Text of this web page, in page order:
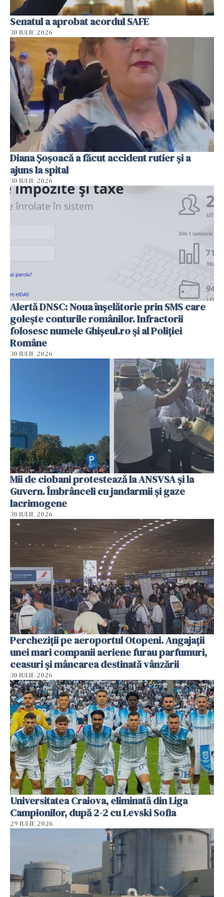
Senatul a aprobat acordul SAFE
30 IULIE 2026
Diana Șoșoacă a făcut accident rutier și a
ajuns la spital
30 IULIE 2026
Alertă DNSC: Noua înșelătorie prin SMS care
golește conturile românilor. Infractorii
folosesc numele Ghișeul.ro și al Poliției
Române
30 IULIE 2026
Mii de ciobani protestează la ANSVSA și la
Guvern. Îmbrânceli cu jandarmii și gaze
lacrimogene
30 IULIE 2026
Percheziții pe aeroportul Otopeni. Angajații
unei mari companii aeriene furau parfumuri,
ceasuri și mâncarea destinată vânzării
30 IULIE 2026
Universitatea Craiova, eliminată din Liga
Campionilor, după 2-2 cu Levski Sofia
29 IULIE 2026